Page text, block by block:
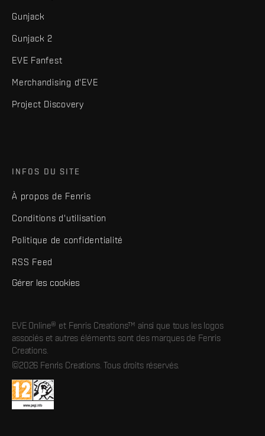
Gunjack
Gunjack 2
EVE Fanfest
Merchandising d'EVE
Project Discovery
INFOS DU SITE
À propos de Fenris
Conditions d'utilisation
Politique de confidentialité
RSS Feed
Gérer les cookies
EVE Online® et Fenris Creations™ ainsi que tous les logos
associés et autres éléments sont des marques de Fenris
Creations.
©2026 Fenris Creations. Tous droits réservés.